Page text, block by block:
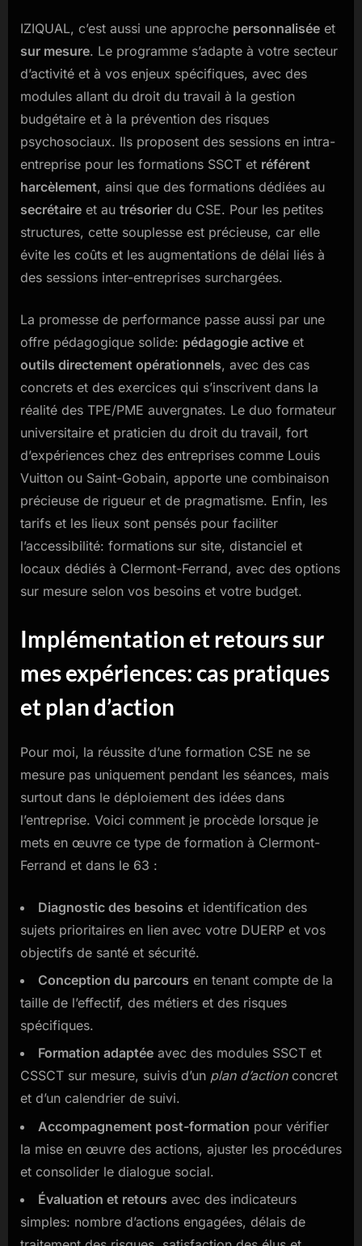
IZIQUAL, c’est aussi une approche personnalisée et
sur mesure. Le programme s’adapte à votre secteur
d’activité et à vos enjeux spécifiques, avec des
modules allant du droit du travail à la gestion
budgétaire et à la prévention des risques
psychosociaux. Ils proposent des sessions en intra-
entreprise pour les formations SSCT et référent
harcèlement, ainsi que des formations dédiées au
secrétaire et au trésorier du CSE. Pour les petites
structures, cette souplesse est précieuse, car elle
évite les coûts et les augmentations de délai liés à
des sessions inter-entreprises surchargées.
La promesse de performance passe aussi par une
offre pédagogique solide: pédagogie active et
outils directement opérationnels, avec des cas
concrets et des exercices qui s’inscrivent dans la
réalité des TPE/PME auvergnates. Le duo formateur
universitaire et praticien du droit du travail, fort
d’expériences chez des entreprises comme Louis
Vuitton ou Saint-Gobain, apporte une combinaison
précieuse de rigueur et de pragmatisme. Enfin, les
tarifs et les lieux sont pensés pour faciliter
l’accessibilité: formations sur site, distanciel et
locaux dédiés à Clermont-Ferrand, avec des options
sur mesure selon vos besoins et votre budget.
Implémentation et retours sur
mes expériences: cas pratiques
et plan d’action
Pour moi, la réussite d’une formation CSE ne se
mesure pas uniquement pendant les séances, mais
surtout dans le déploiement des idées dans
l’entreprise. Voici comment je procède lorsque je
mets en œuvre ce type de formation à Clermont-
Ferrand et dans le 63 :
Diagnostic des besoins et identification des
sujets prioritaires en lien avec votre DUERP et vos
objectifs de santé et sécurité.
Conception du parcours en tenant compte de la
taille de l’effectif, des métiers et des risques
spécifiques.
Formation adaptée avec des modules SSCT et
CSSCT sur mesure, suivis d’un plan d’actionconcret
et d’un calendrier de suivi.
Accompagnement post-formation pour vérifier
la mise en œuvre des actions, ajuster les procédures
et consolider le dialogue social.
Évaluation et retours avec des indicateurs
simples: nombre d’actions engagées, délais de